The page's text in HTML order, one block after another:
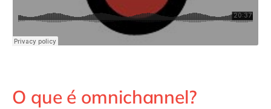
O que é omnichannel?